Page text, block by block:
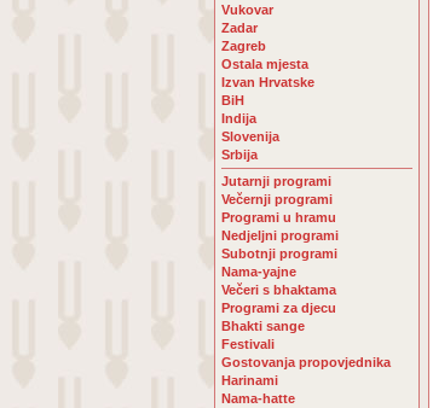
Vukovar
Zadar
Zagreb
Ostala mjesta
Izvan Hrvatske
BiH
Indija
Slovenija
Srbija
Jutarnji programi
Večernji programi
Programi u hramu
Nedjeljni programi
Subotnji programi
Nama-yajne
Večeri s bhaktama
Programi za djecu
Bhakti sange
Festivali
Gostovanja propovjednika
Harinami
Nama-hatte